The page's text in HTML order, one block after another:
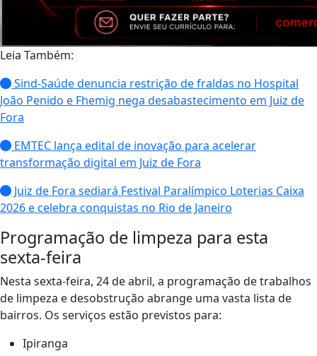
Leia Também:
Sind-Saúde denuncia restrição de fraldas no Hospital
João Penido e Fhemig nega desabastecimento em Juiz de
Fora
EMTEC lança edital de inovação para acelerar
transformação digital em Juiz de Fora
Juiz de Fora sediará Festival Paralímpico Loterias Caixa
2026 e celebra conquistas no Rio de Janeiro
Programação de limpeza para esta
sexta-feira
Nesta sexta-feira, 24 de abril, a programação de trabalhos
de limpeza e desobstrução abrange uma vasta lista de
bairros. Os serviços estão previstos para:
Ipiranga